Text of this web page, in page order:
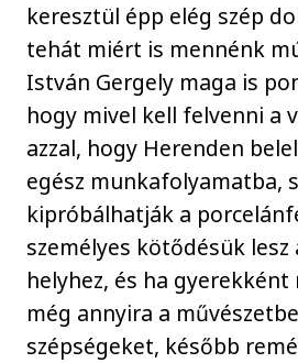
keresztül épp elég szép
tehát miért is mennénk
István Gergely maga is
hogy mivel kell felvenni a
azzal, hogy Herenden
egész munkafolyamatba,
kipróbálhatják a
személyes kötődésük lesz
helyhez, és ha
még annyira a
szépségeket, később